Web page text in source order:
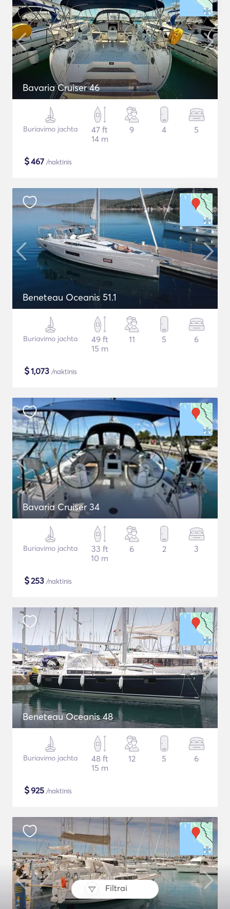
Filtrai
Bavaria Cruiser 46
Buriavimo jachta
47 ft
14 m
9 4 5
$467 /naktinis
Beneteau Oceanis 51.1
Buriavimo jachta
49 ft
15 m
11 5 6
$1,073 /naktinis
Bavaria Cruiser 34
Buriavimo jachta
33 ft
10 m
6 2 3
$253 /naktinis
Beneteau Oceanis 48
Buriavimo jachta
48 ft
15 m
12 5 6
$925 /naktinis